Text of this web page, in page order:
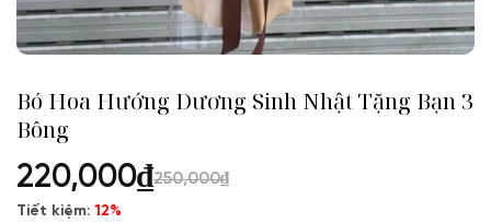
Bó Hoa Hướng Dương Sinh Nhật Tặng Bạn 3
Bông
220,000₫250,000₫
Tiết kiệm:12%